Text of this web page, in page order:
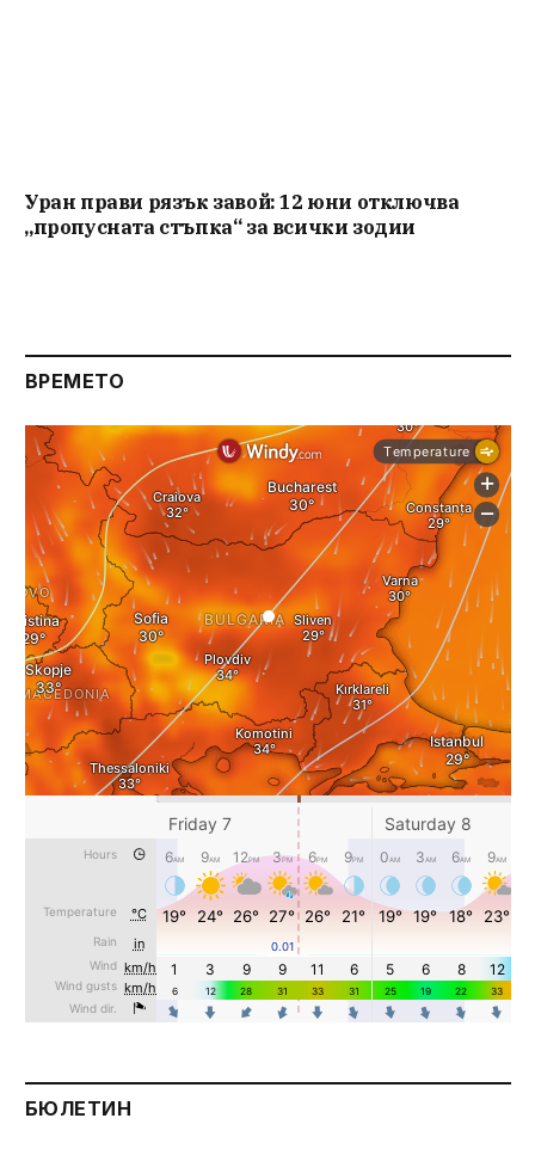
Уран прави рязък завой: 12 юни отключва
„пропусната стъпка“ за всички зодии
ВРЕМЕТО
БЮЛЕТИН